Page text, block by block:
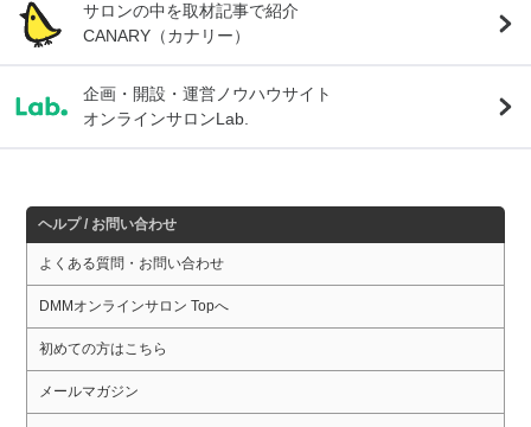
サロンの中を取材記事で紹介
CANARY（カナリー）
企画・開設・運営ノウハウサイト
オンラインサロンLab.
ヘルプ / お問い合わせ
よくある質問・お問い合わせ
DMMオンラインサロン Topへ
初めての方はこちら
メールマガジン